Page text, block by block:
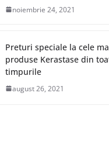
noiembrie 24, 2021
Preturi speciale la cele
produse Kerastase din
timpurile
august 26, 2021